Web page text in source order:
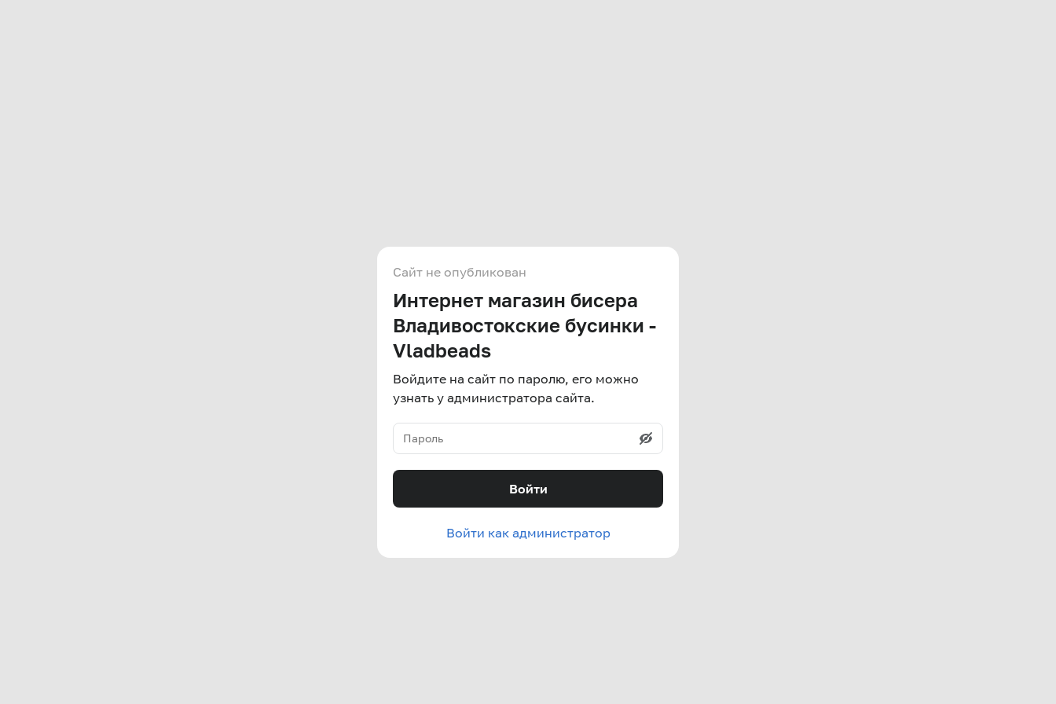
Сайт не опубликован
Интернет магазин бисера
Владивостокские бусинки -
Vladbeads
Войдите на сайт по паролю, его можно
узнать у администратора сайта.
Войти
Войти как администратор